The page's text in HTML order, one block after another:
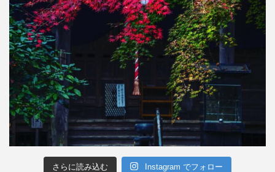
さらに読み込む Instagram でフォロー